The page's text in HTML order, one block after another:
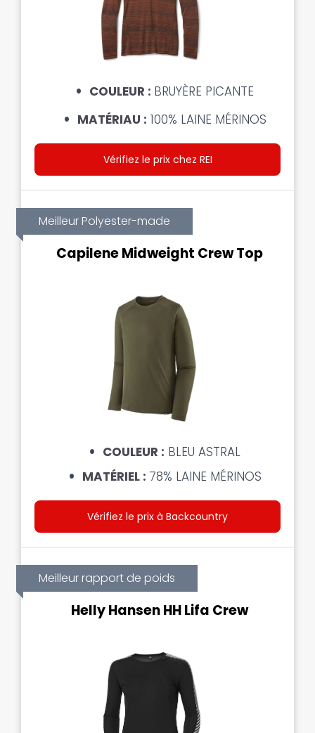
COULEUR : BRUYÈRE PICANTE
MATÉRIAU : 100% LAINE MÉRINOS
Vérifiez le prix chez REI
Meilleur Polyester-made
Capilene Midweight Crew Top
COULEUR : BLEU ASTRAL
MATÉRIEL : 78% LAINE MÉRINOS
Vérifiez le prix à Backcountry
Meilleur rapport de poids
Helly Hansen HH Lifa Crew